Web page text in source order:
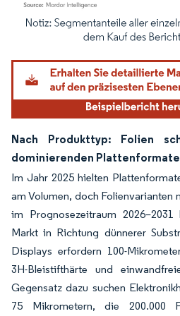
Bild © Mordor Intelligence.
Nach Produkttyp: Folien
dominierenden
Im Jahr 2025 hielten
am Volumen, doch Folienvarianten
im Prognosezeitraum
Markt in Richtung dünnerer
Displays erfordern 100-
3H-Bleistifthärte und
Gegensatz dazu suchen
75 Mikrometern, die 200.000